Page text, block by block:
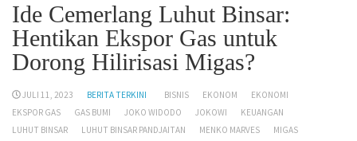
Ide Cemerlang Luhut Binsar:
Hentikan Ekspor Gas untuk
Dorong Hilirisasi Migas?
JULI 11, 2023 BERITA TERKINI BISNIS EKONOM
EKONOMI
EKSPOR GAS
GAS BUMI JOKO WIDODO JOKOWI
KEUANGAN
LUHUT BINSAR
LUHUT BINSAR PANDJAITAN MENKO MARVES
MIGAS